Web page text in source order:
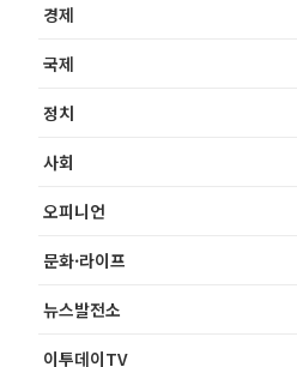
경제
국제
정치
사회
오피니언
문화·라이프
뉴스발전소
이투데이TV